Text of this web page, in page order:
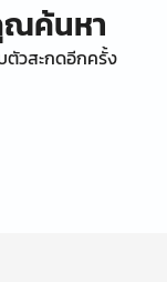
ณค้นหา
ตัวสะกดอีกครั้ง